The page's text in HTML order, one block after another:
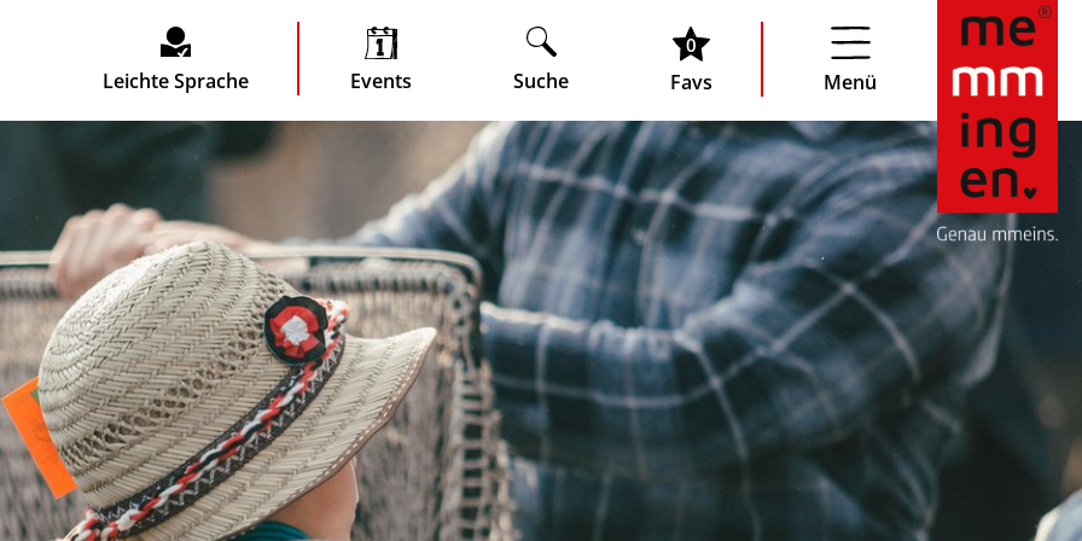
Menü
Leichte Sprache Events Suche
0
Favs